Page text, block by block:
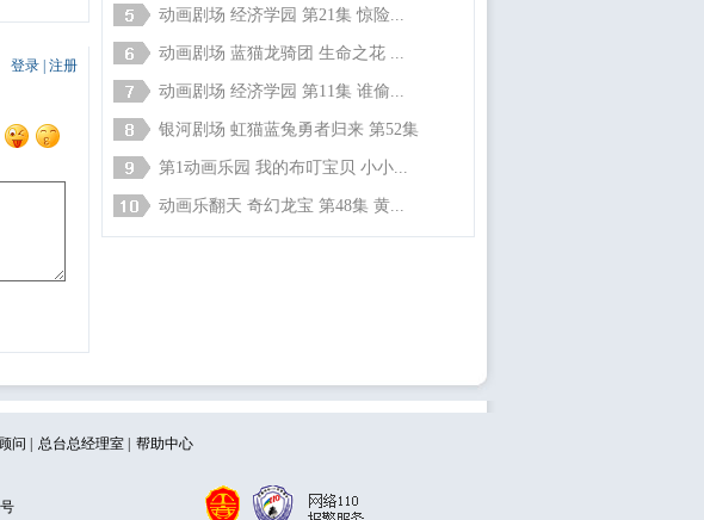
动画剧场 经济学园 第21集 惊险...
动画剧场 蓝猫龙骑团 生命之花 ...
动画剧场 经济学园 第11集 谁偷...
银河剧场 虹猫蓝兔勇者归来 第52集
第1动画乐园 我的布叮宝贝 小小...
动画乐翻天 奇幻龙宝 第48集 黄...
登录 注册
问 总台总经理室 帮助中心